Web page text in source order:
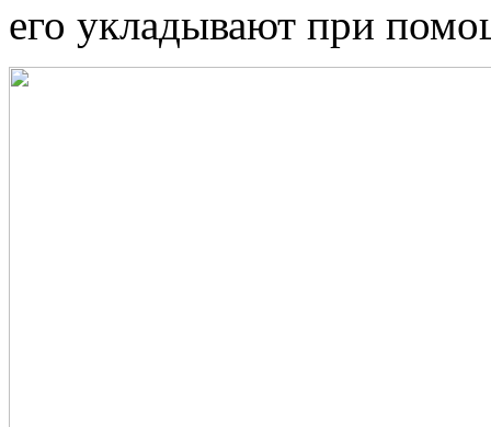
его укладывают при